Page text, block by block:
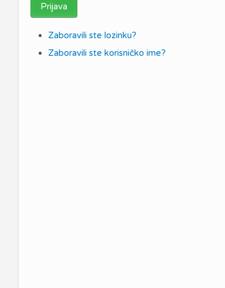
Prijava
Zaboravili ste lozinku?
Zaboravili ste korisničko ime?